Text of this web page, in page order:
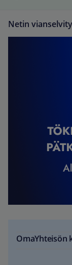
Netin
OmaYhteisön